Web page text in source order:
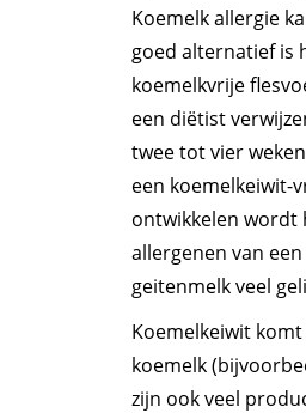
Koemelk allergie
goed alternatief is
koemelkvrije
een diëtist
twee tot vier
een koemelkeiwit-
ontwikkelen wordt
allergenen van
geitenmelk veel
Koemelkeiwit
koemelk
zijn ook veel